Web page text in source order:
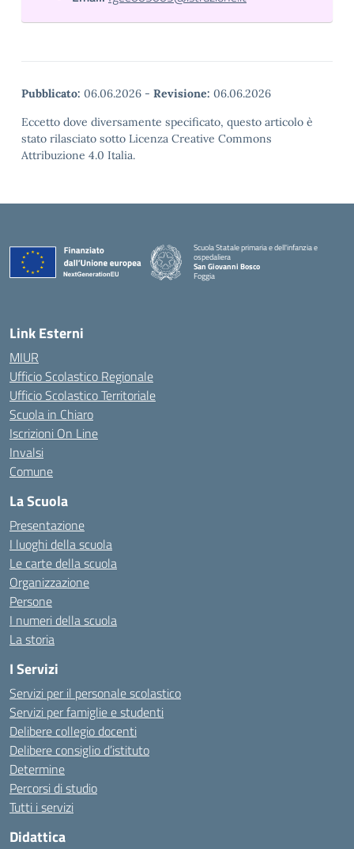
Pubblicato: 06.06.2026 - Revisione: 06.06.2026
Eccetto dove diversamente specificato, questo articolo è
stato rilasciato sotto Licenza Creative Commons
Attribuzione 4.0 Italia.
Scuola Statale primaria e dell'infanzia e
ospedaliera
San Giovanni Bosco
Foggia
Link Esterni
MIUR
Ufficio Scolastico Regionale
Ufficio Scolastico Territoriale
Scuola in Chiaro
Iscrizioni On Line
Invalsi
Comune
La Scuola
Presentazione
I luoghi della scuola
Le carte della scuola
Organizzazione
Persone
I numeri della scuola
La storia
I Servizi
Servizi per il personale scolastico
Servizi per famiglie e studenti
Delibere collegio docenti
Delibere consiglio d’istituto
Determine
Percorsi di studio
Tutti i servizi
Didattica